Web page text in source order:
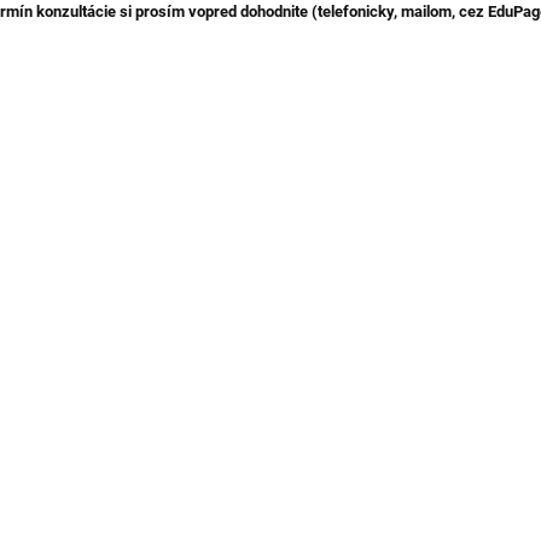
konzultácie si prosím vopred dohodnite (telefonicky, mailom, cez